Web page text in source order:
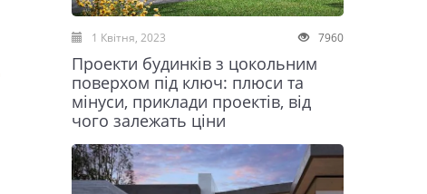
7960
1 Квітня, 2023
Проекти будинків з цокольним
поверхом під ключ: плюси та
мінуси, приклади проектів, від
чого залежать ціни